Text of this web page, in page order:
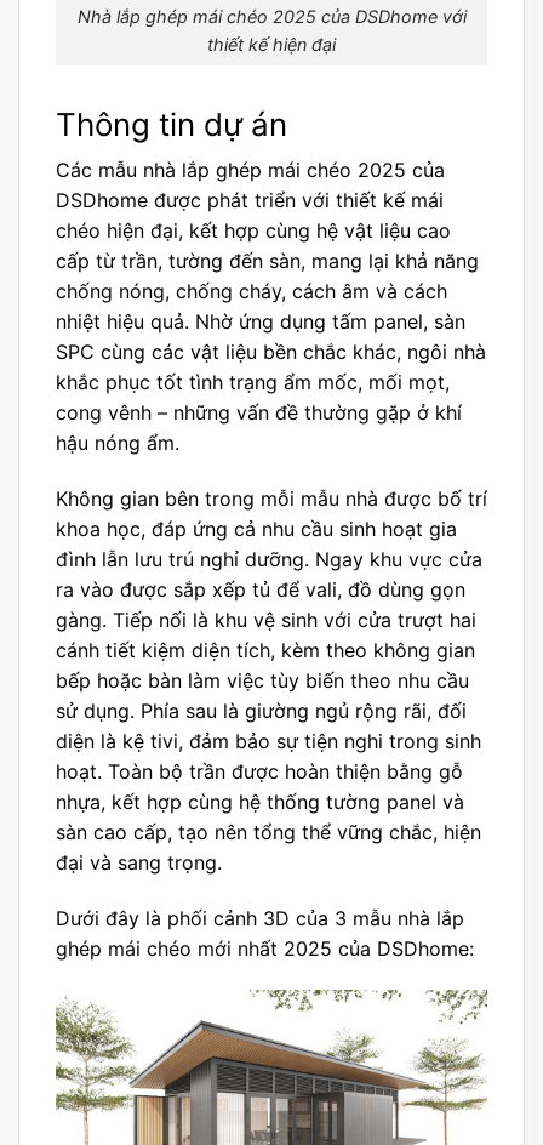
Nhà lắp ghép mái chéo 2025 của DSDhome với
thiết kế hiện đại
Thông tin dự án
Các mẫu nhà lắp ghép mái chéo 2025 của
DSDhome được phát triển với thiết kế mái
chéo hiện đại, kết hợp cùng hệ vật liệu cao
cấp từ trần, tường đến sàn, mang lại khả năng
chống nóng, chống cháy, cách âm và cách
nhiệt hiệu quả. Nhờ ứng dụng tấm panel, sàn
SPC cùng các vật liệu bền chắc khác, ngôi nhà
khắc phục tốt tình trạng ẩm mốc, mối mọt,
cong vênh – những vấn đề thường gặp ở khí
hậu nóng ẩm.
Không gian bên trong mỗi mẫu nhà được bố trí
khoa học, đáp ứng cả nhu cầu sinh hoạt gia
đình lẫn lưu trú nghỉ dưỡng. Ngay khu vực cửa
ra vào được sắp xếp tủ để vali, đồ dùng gọn
gàng. Tiếp nối là khu vệ sinh với cửa trượt hai
cánh tiết kiệm diện tích, kèm theo không gian
bếp hoặc bàn làm việc tùy biến theo nhu cầu
sử dụng. Phía sau là giường ngủ rộng rãi, đối
diện là kệ tivi, đảm bảo sự tiện nghi trong sinh
hoạt. Toàn bộ trần được hoàn thiện bằng gỗ
nhựa, kết hợp cùng hệ thống tường panel và
sàn cao cấp, tạo nên tổng thể vững chắc, hiện
đại và sang trọng.
Dưới đây là phối cảnh 3D của 3 mẫu nhà lắp
ghép mái chéo mới nhất 2025 của DSDhome: